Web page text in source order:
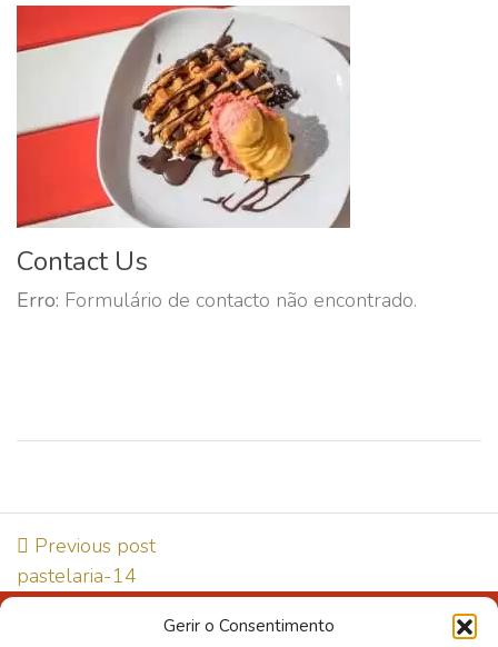
Gerir o Consentimento
Contact Us
Erro: Formulário de contacto não encontrado.
Previous post
pastelaria-14